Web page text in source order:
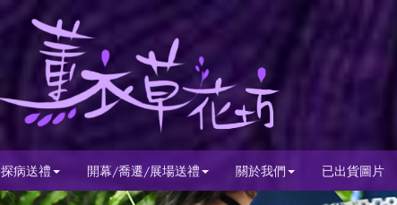
探病送禮 開幕/喬遷/展場送禮 關於我們 已出貨圖片